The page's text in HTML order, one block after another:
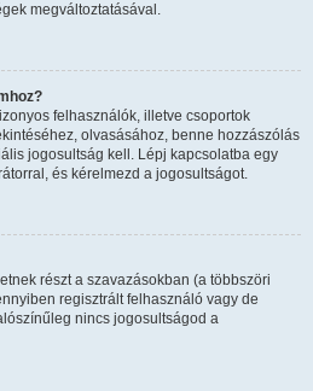
megváltoztatásával.
felhasználók, illetve csoportok
olvasásához, benne hozzászólás
jogosultság kell. Lépj kapcsolatba egy
és kérelmezd a jogosultságot.
részt a szavazásokban (a többszöri
regisztrált felhasználó vagy de
nincs jogosultságod a